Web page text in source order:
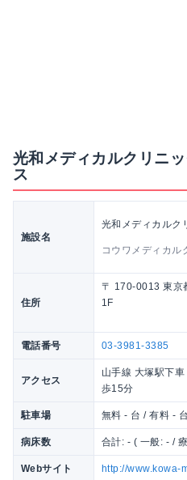
光和メディカルクリニ
ス
施設名
光和メディカルク
コウワメディカル
住所
〒 170-0013 東京
1F
電話番号 03-3981-3385
アクセス
山手線 大塚駅下
歩15分
駐車場 無料 - 台 / 有料 - 台
病床数 合計: - ( 一般: - /
Webサイト http://www.kowa-